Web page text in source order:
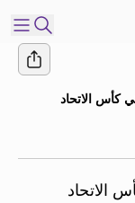
كأس الاتحاد
الاتحاد